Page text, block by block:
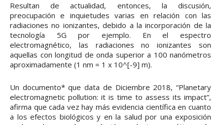
Resultan de actualidad, entonces, la discusión,
preocupación e inquietudes varias en relación con las
radiaciones no ionizantes, debido a la incorporación de la
tecnología 5G por ejemplo. En el espectro
electromagnético, las radiaciones no ionizantes son
aquellas con longitud de onda superior a 100 nanómetros
aproximadamente (1 nm = 1 x 10^[-9] m).
Un documento* que data de Diciembre 2018, “Planetary
electromagnetic pollution: it is time to assess its impact”,
afirma que cada vez hay más evidencia científica en cuanto
a los efectos biológicos y en la salud por una exposición